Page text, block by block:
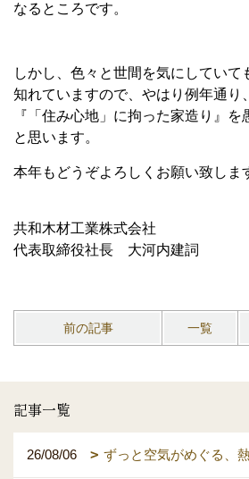
なるところです。
しかし、色々と世間を気にしていて
知れていますので、やはり例年通り、
『「住み心地」に拘った家造り』
と思います。
本年もどうぞよろしくお願い致しま
共和木材工業株式会社
代表取締役社長 大河内建詞
前の記事 一覧
記事一覧
26/08/06 ずっと空気がめぐる、